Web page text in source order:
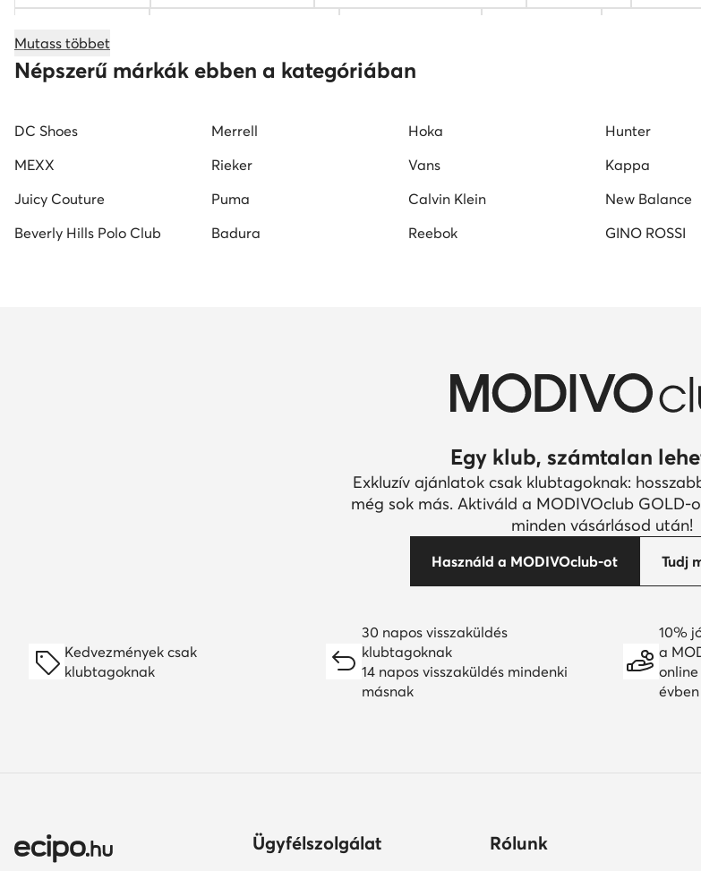
napszemüveg férfi KARL LAGERFELD táskak
Mutass többet
Népszerű márkák ebben a kategóriában
DC Shoes Merrell Hoka Hunter
MEXX
Rieker Vans Kappa
Juicy Couture
Puma Calvin Klein New Balance
Beverly Hills Polo Club
Badura Reebok GINO ROSSI
Egy klub, számtalan
Exkluzív ajánlatok csak klubtagoknak:
még sok más. Aktiváld a MODIVOclub GOLD-
minden vásárlásod után!
Használd a MODIVOclub-ot Tudj
Kedvezmények csak
klubtagoknak
30 napos visszaküldés
klubtagoknak
14 napos visszaküldés mindenki
másnak
10%
a
online
évben
Ügyfélszolgálat Rólunk